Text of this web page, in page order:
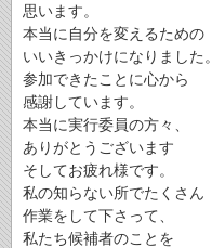
思います。
本当に自分を変えるための
いいきっかけになりました。
参加できたことに心から
感謝しています。
本当に実行委員の方々、
ありがとうございます
そしてお疲れ様です。
私の知らない所でたくさん
作業をして下さって、
私たち候補者のことを